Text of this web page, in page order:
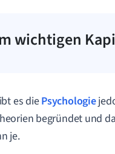
wichtigen
es diePsychologie
begründet und
je.